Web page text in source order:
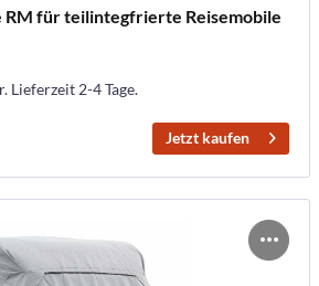
für teilintegfrierte Reisemobile
Lieferzeit 2-4 Tage.
Jetzt kaufen